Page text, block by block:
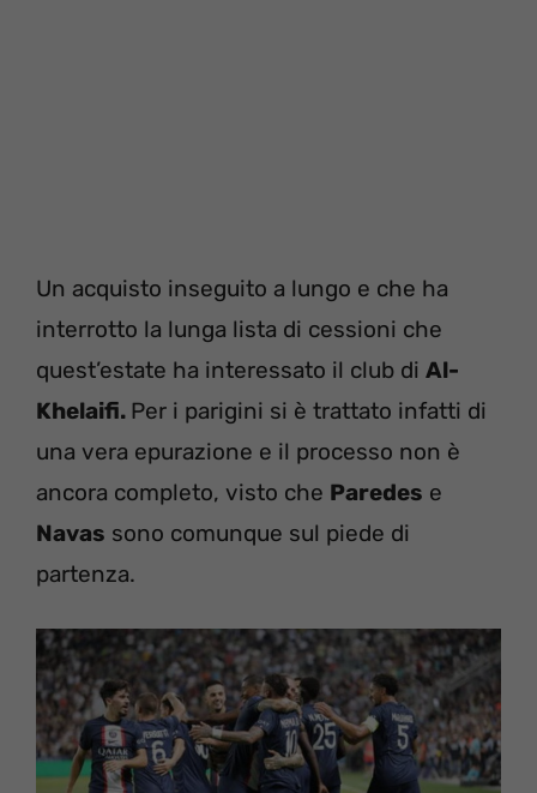
Un acquisto inseguito a lungo e che ha
interrotto la lunga lista di cessioni che
quest’estate ha interessato il club di Al-
Khelaifi. Per i parigini si è trattato infatti di
una vera epurazione e il processo non è
ancora completo, visto che Paredes e
Navas sono comunque sul piede di
partenza.